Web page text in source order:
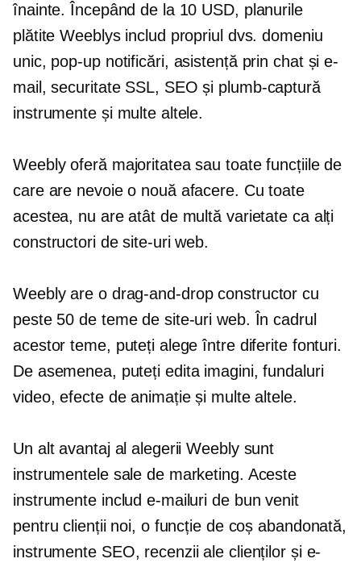
înainte. Începând de la 10 USD, planurile
plătite Weeblys includ propriul dvs. domeniu
unic, pop-upnotificări, asistență prin chat și e-
mail, securitate SSL, SEO și plumb-captură
instrumente și multe altele.
Weebly oferă majoritatea sau toate funcțiile de
care are nevoie o nouă afacere. Cu toate
acestea, nu are atât de multă varietate ca alți
constructori de site-uri web.
Weebly are o drag-and-dropconstructor cu
peste 50 de teme de site-uri web. În cadrul
acestor teme, puteți alege între diferite fonturi.
De asemenea, puteți edita imagini, fundaluri
video, efecte de animație și multe altele.
Un alt avantaj al alegerii Weebly sunt
instrumentele sale de marketing. Aceste
instrumente includ e-mailuri de bun venit
pentru clienții noi, o funcție de coș abandonată,
instrumente SEO, recenzii ale clienților și e-